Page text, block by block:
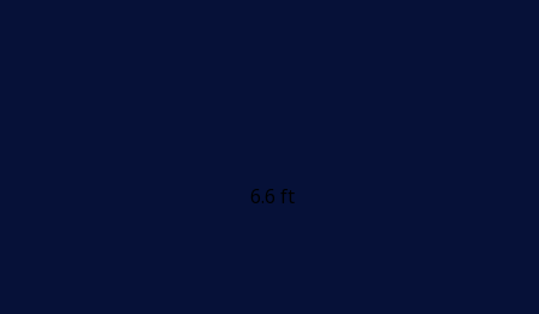
6.6 ft